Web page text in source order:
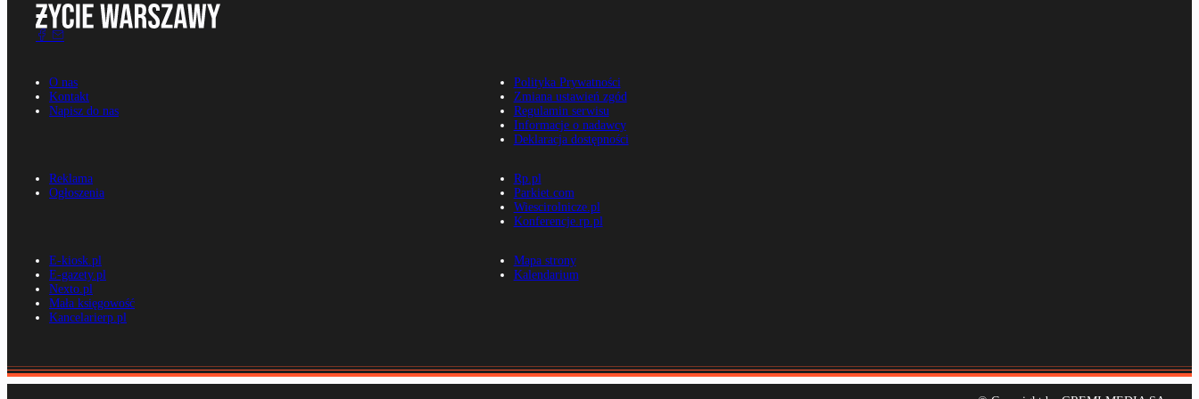
O nas
Kontakt
Napisz do nas
Polityka Prywatności
Zmiana ustawień zgód
Regulamin serwisu
Informacje o nadawcy
Deklaracja dostępności
Reklama
Ogłoszenia
Rp.pl
Parkiet.com
Wiescirolnicze.pl
Konferencje.rp.pl
E-kiosk.pl
E-gazety.pl
Nexto.pl
Mała księgowość
Kancelarierp.pl
Mapa strony
Kalendarium